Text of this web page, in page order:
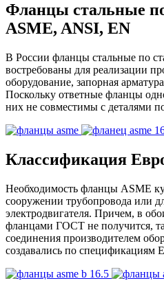
Фланцы стальные
ASME, ANSI, EN
В России фланцы стальные по
востребованы для реализации
оборудование, запорная
Поскольку ответные фланцы
них не совместимы с деталями
Классификация
Необходимость фланцы ASME
сооружении трубопровода или
электродвигателя. Причем, в
фланцами ГОСТ не получится,
соединения производителем
создавались по спецификациям